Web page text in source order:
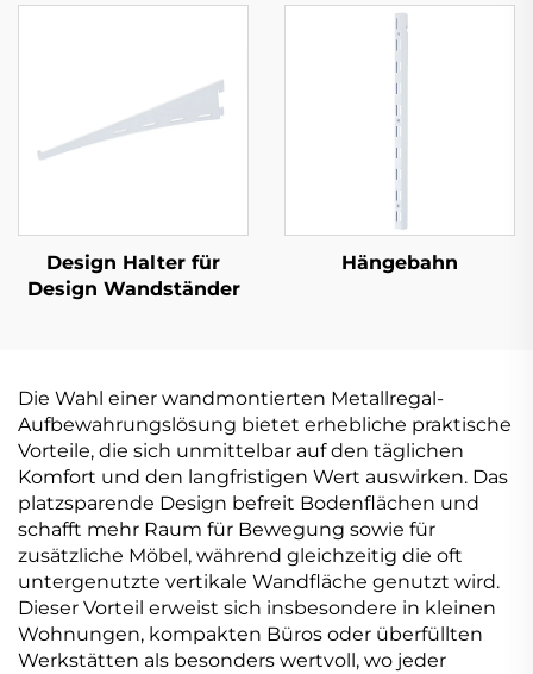
Design Halter für
Design Wandständer
Hängebahn
Die Wahl einer wandmontierten Metallregal-
Aufbewahrungslösung bietet erhebliche praktische
Vorteile, die sich unmittelbar auf den täglichen
Komfort und den langfristigen Wert auswirken. Das
platzsparende Design befreit Bodenflächen und
schafft mehr Raum für Bewegung sowie für
zusätzliche Möbel, während gleichzeitig die oft
untergenutzte vertikale Wandfläche genutzt wird.
Dieser Vorteil erweist sich insbesondere in kleinen
Wohnungen, kompakten Büros oder überfüllten
Werkstätten als besonders wertvoll, wo jeder